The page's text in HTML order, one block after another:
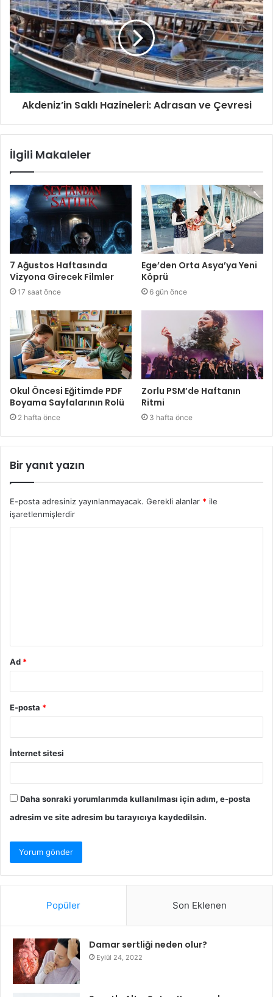
Akdeniz’in Saklı Hazineleri: Adrasan ve Çevresi
İlgili Makaleler
7 Ağustos Haftasında
Vizyona Girecek Filmler
17 saat önce
Ege’den Orta Asya’ya Yeni
Köprü
6 gün önce
Okul Öncesi Eğitimde PDF
Boyama Sayfalarının Rolü
2 hafta önce
Zorlu PSM’de Haftanın
Ritmi
3 hafta önce
Bir yanıt yazın
E-posta adresiniz yayınlanmayacak. Gerekli alanlar * ile
işaretlenmişlerdir
Ad *
E-posta *
İnternet sitesi
Daha sonraki yorumlarımda kullanılması için adım, e-posta
adresim ve site adresim bu tarayıcıya kaydedilsin.
Popüler Son Eklenen
Damar sertliği neden olur?
Eylül 24, 2022